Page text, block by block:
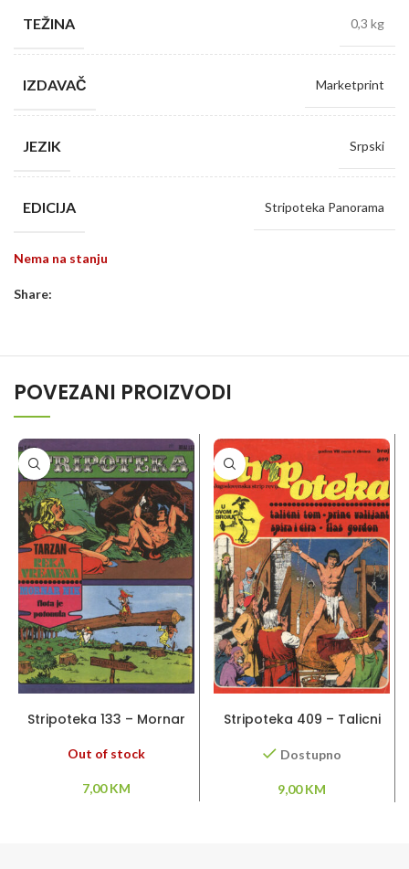
TEŽINA 0,3 kg
IZDAVAČ Marketprint
JEZIK Srpski
EDICIJA Stripoteka Panorama
Nema na stanju
Share:
POVEZANI PROIZVODI
Stripoteka 133 – Mornar
Out of stock
7,00KM
Stripoteka 409 – Talicni
Gordon
Dostupno
9,00KM